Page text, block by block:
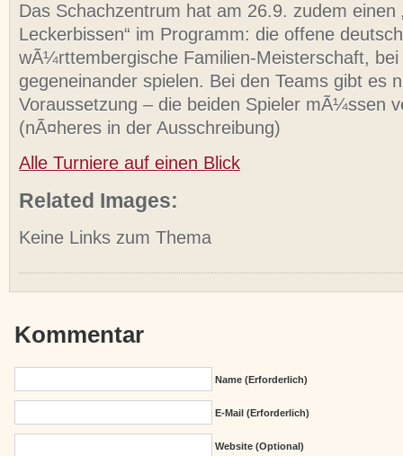
Das Schachzentrum hat am 26.9. zudem einen
Leckerbissen“ im Programm: die offene
wÃ¼rttembergische Familien-Meisterschaft,
gegeneinander spielen. Bei den Teams gibt es
Voraussetzung – die beiden Spieler mÃ¼ssen
(nÃ¤heres in der Ausschreibung)
Alle Turniere auf einen Blick
Related Images:
Keine Links zum Thema
Kommentar
Name (erforderlich)
E-Mail (erforderlich)
Website (Optional)